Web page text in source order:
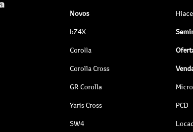
Novos
bZ4X
Corolla
Corolla Cross
GR Corolla
Yaris Cross
SW4
Hiace
PCD